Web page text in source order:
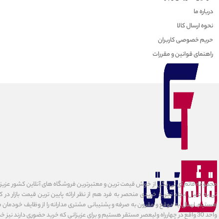
درباره ما
نحوه ارسال کالا
حریم خصوصی کاربران
راهنمای قوانین و مقررات
مجموعه قائم آی تی یکی از خوش قیمت ترین و معتبرترین فروشگاه های آنلاین کشور
تی به دنبال ایجاد تجربه خریدی منحصر به فرد هم از نظر ارائه پایین ترین قیمت بازار
هستیم. ارسال به موقع و مقرون به صرفه و پشتیبانی مشتری مدارانه را از وظایف خودمان می
واحد 30 واقع در چهارراه ولیعصر مستقر هستیم و برای عزیزانی که خرید حضوری دارند نیز خدمات ارائه میدهیم.